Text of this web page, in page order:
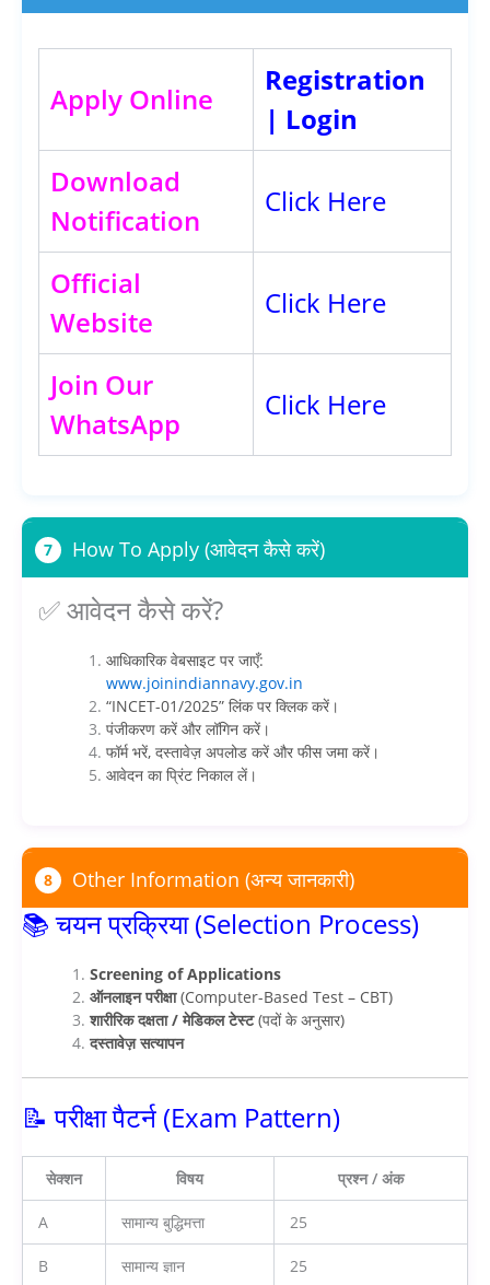
Apply Online
Registration
| Login
Download
Notification
Click Here
Official
Website
Click Here
Join Our
WhatsApp
Click Here
7 How To Apply (आवेदन कैसे करें)
✅ आवेदन कैसे करें?
आधिकारिक वेबसाइट पर जाएँ:
www.joinindiannavy.gov.in
“INCET-01/2025” लिंक पर क्लिक करें।
पंजीकरण करें और लॉगिन करें।
फॉर्म भरें, दस्तावेज़ अपलोड करें और फीस जमा करें।
आवेदन का प्रिंट निकाल लें।
8 Other Information (अन्य जानकारी)
📚 चयन प्रक्रिया (Selection Process)
Screening of Applications
ऑनलाइन परीक्षा(Computer-Based Test – CBT)
शारीरिक दक्षता / मेडिकल टेस्ट(पदों के अनुसार)
दस्तावेज़ सत्यापन
📝 परीक्षा पैटर्न (Exam Pattern)
सेक्शन विषय प्रश्न / अंक
A सामान्य बुद्धिमत्ता 25
B सामान्य ज्ञान 25